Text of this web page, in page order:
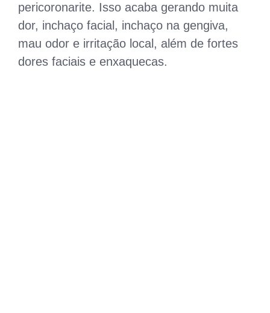
pericoronarite. Isso acaba gerando muita
dor, inchaço facial, inchaço na gengiva,
mau odor e irritação local, além de fortes
dores faciais e enxaquecas.